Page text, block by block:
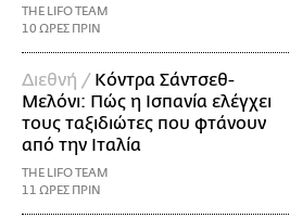
THE LIFO TEAM
10 ΩΡΕΣ ΠΡΙΝ
Διεθνή / Κόντρα Σάντσεθ-
Μελόνι: Πώς η Ισπανία ελέγχει
τους ταξιδιώτες που φτάνουν
από την Ιταλία
THE LIFO TEAM
11 ΩΡΕΣ ΠΡΙΝ